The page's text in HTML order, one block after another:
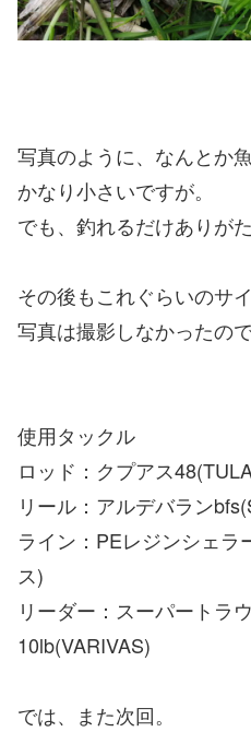
写真のように、なんとか
かなり小さいですが。
でも、釣れるだけありが
その後もこれぐらいのサ
写真は撮影しなかったの
使用タックル
ロッド：クプアス
リール：アルデバラン
ライン：PEレジンシェ
ス)
リーダー：スーパートラ
10lb(VARIVAS)
では、また次回。